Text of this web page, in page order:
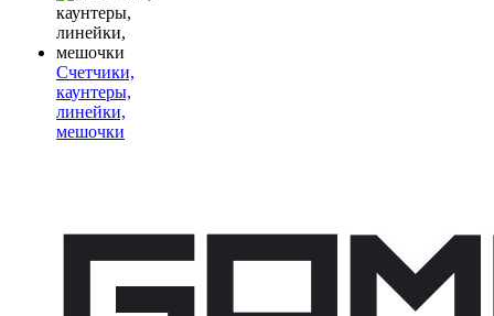
Счетчики,
каунтеры,
линейки,
мешочки